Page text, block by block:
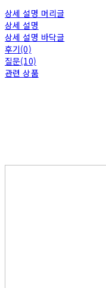
상세 설명 머리글
상세 설명
상세 설명 바닥글
후기(0)
질문(10)
관련 상품